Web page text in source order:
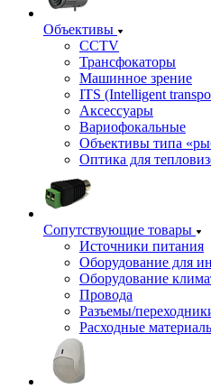
Объективы
CCTV
Трансфокаторы
Машинное зрение
ITS (Intelligent
Аксессуары
Вариофокальные
Объективы типа
Оптика для
Сопутствующие товары
Источники питания
Оборудование для
Оборудование
Провода
Разъемы/
Расходные